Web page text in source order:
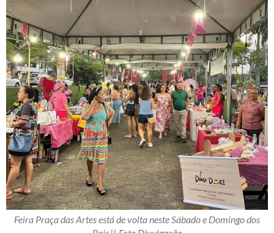
Feira Praça das Artes está de volta neste Sábado e Domingo dos